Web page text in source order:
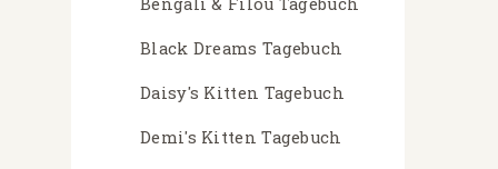
Bengali & Filou Tagebuch
Black Dreams Tagebuch
Daisy's Kitten Tagebuch
Demi's Kitten Tagebuch